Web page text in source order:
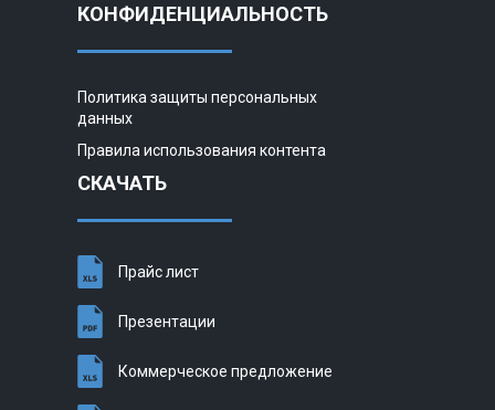
КОНФИДЕНЦИАЛЬНОСТЬ
Политика защиты персональных
данных
Правила использования контента
СКАЧАТЬ
Прайс лист
Презентации
Коммерческое предложение